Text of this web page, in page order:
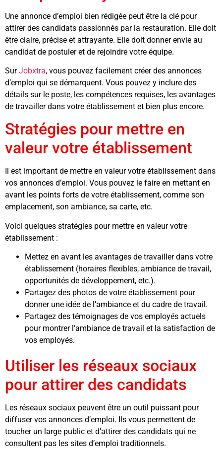
Une annonce d’emploi bien rédigée peut être la clé pour
attirer des candidats passionnés par la restauration. Elle doit
être claire, précise et attrayante. Elle doit donner envie au
candidat de postuler et de rejoindre votre équipe.
SurJobxtra, vous pouvez facilement créer des annonces
d’emploi qui se démarquent. Vous pouvez y inclure des
détails sur le poste, les compétences requises, les avantages
de travailler dans votre établissement et bien plus encore.
Stratégies pour mettre en
valeur votre établissement
Il est important de mettre en valeur votre établissement dans
vos annonces d’emploi. Vous pouvez le faire en mettant en
avant les points forts de votre établissement, comme son
emplacement, son ambiance, sa carte, etc.
Voici quelques stratégies pour mettre en valeur votre
établissement :
Mettez en avant les avantages de travailler dans votre
établissement (horaires flexibles, ambiance de travail,
opportunités de développement, etc.).
Partagez des photos de votre établissement pour
donner une idée de l’ambiance et du cadre de travail.
Partagez des témoignages de vos employés actuels
pour montrer l’ambiance de travail et la satisfaction de
vos employés.
Utiliser les réseaux sociaux
pour attirer des candidats
Les réseaux sociaux peuvent être un outil puissant pour
diffuser vos annonces d’emploi. Ils vous permettent de
toucher un large public et d’attirer des candidats qui ne
consultent pas les sites d’emploi traditionnels.